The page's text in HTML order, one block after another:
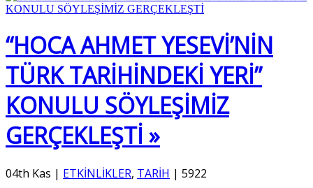
“HOCA AHMET YESEVİ’NİN
TÜRK TARİHİNDEKİ YERİ”
KONULU SÖYLEŞİMİZ
GERÇEKLEŞTİ »
04th Kas | ETKİNLİKLER, TARİH | 5922